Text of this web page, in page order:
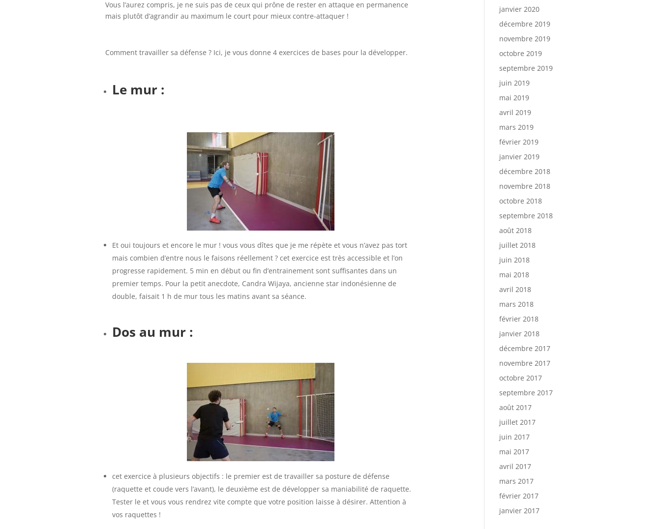
Vous l’aurez compris, je ne suis pas de ceux qui prône de rester en attaque en permanence
mais plutôt d’agrandir au maximum le court pour mieux contre-attaquer !
Comment travailler sa défense ? Ici, je vous donne 4 exercices de bases pour la développer.
Le mur :
Et oui toujours et encore le mur ! vous vous dîtes que je me répète et vous n’avez pas tort
mais combien d’entre nous le faisons réellement ? cet exercice est très accessible et l’on
progresse rapidement. 5 min en début ou fin d’entrainement sont suffisantes dans un
premier temps. Pour la petit anecdote, Candra Wijaya, ancienne star indonésienne de
double, faisait 1 h de mur tous les matins avant sa séance.
Dos au mur :
cet exercice à plusieurs objectifs : le premier est de travailler sa posture de défense
(raquette et coude vers l’avant), le deuxième est de développer sa maniabilité de raquette.
Tester le et vous vous rendrez vite compte que votre position laisse à désirer. Attention à
vos raquettes !
janvier 2020
décembre 2019
novembre 2019
octobre 2019
septembre 2019
juin 2019
mai 2019
avril 2019
mars 2019
février 2019
janvier 2019
décembre 2018
novembre 2018
octobre 2018
septembre 2018
août 2018
juillet 2018
juin 2018
mai 2018
avril 2018
mars 2018
février 2018
janvier 2018
décembre 2017
novembre 2017
octobre 2017
septembre 2017
août 2017
juillet 2017
juin 2017
mai 2017
avril 2017
mars 2017
février 2017
janvier 2017